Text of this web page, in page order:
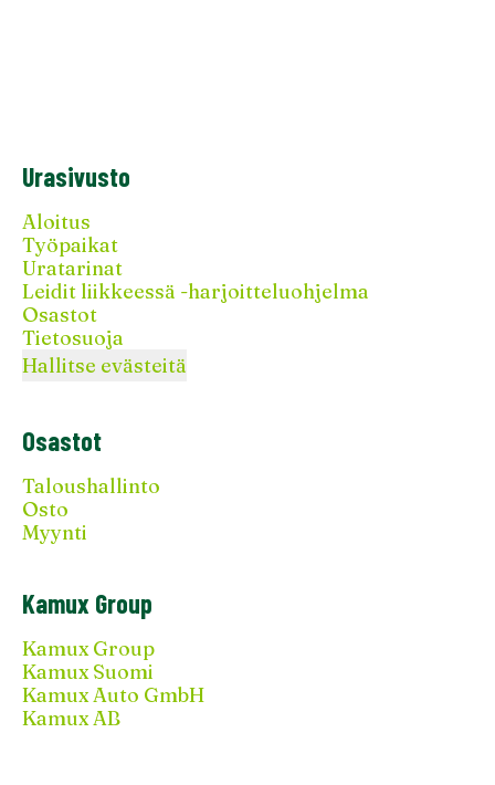
Urasivusto
Aloitus
Työpaikat
Uratarinat
Leidit liikkeessä -harjoitteluohjelma
Osastot
Tietosuoja
Hallitse evästeitä
Osastot
Taloushallinto
Osto
Myynti
Kamux Group
Kamux Group
Kamux Suomi
Kamux Auto GmbH
Kamux AB